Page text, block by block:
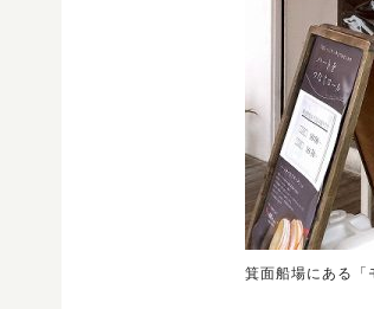
箕面船場にある「